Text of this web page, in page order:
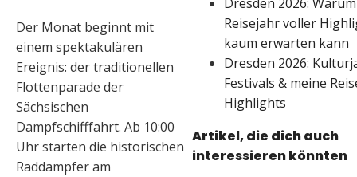
Der Monat beginnt mit
einem spektakulären
Ereignis: der traditionellen
Flottenparade der
Sächsischen
Dampfschifffahrt. Ab 10:00
Uhr starten die historischen
Raddampfer am
Reisejahr voller
kaum erwarten kann
Dresden 2026:
Festivals & meine
Highlights
Artikel, die dich auch
interessieren könnten